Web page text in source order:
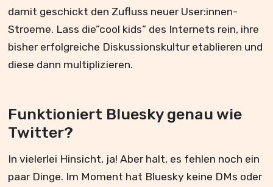
damit geschickt den Zufluss neuer User:innen-
Stroeme. Lass die”cool kids” des Internets rein, ihre
bisher erfolgreiche Diskussionskultur etablieren und
diese dann multiplizieren.
Funktioniert Bluesky genau wie
Twitter?
In vielerlei Hinsicht, ja! Aber halt, es fehlen noch ein
paar Dinge. Im Moment hat Bluesky keine DMs oder